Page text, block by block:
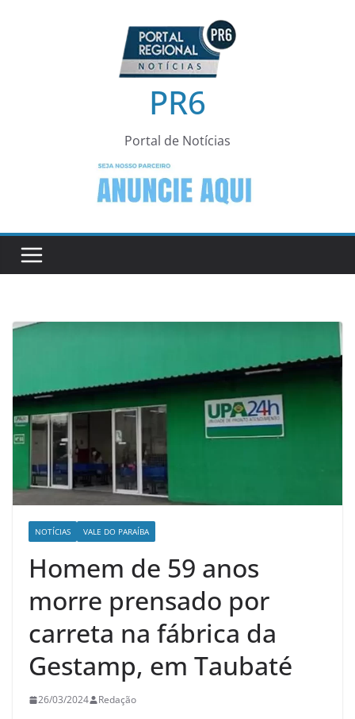
PR6
Portal de Notícias
NOTÍCIAS VALE DO PARAÍBA
Homem de 59 anos
morre prensado por
carreta na fábrica da
Gestamp, em Taubaté
26/03/2024 Redação